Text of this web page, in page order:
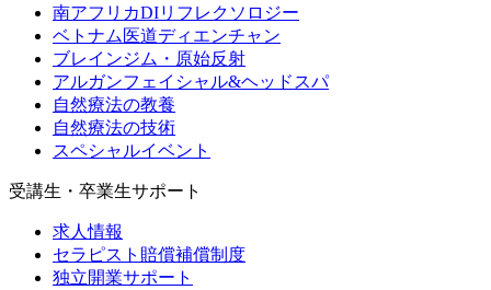
南アフリカDIリフレクソロジー
ベトナム医道ディエンチャン
ブレインジム・原始反射
アルガンフェイシャル&ヘッドスパ
自然療法の教養
自然療法の技術
スペシャルイベント
受講生・卒業生サポート
求人情報
セラピスト賠償補償制度
独立開業サポート